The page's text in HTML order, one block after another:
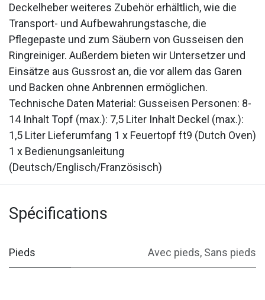
Deckelheber weiteres Zubehör erhältlich, wie die
Transport- und Aufbewahrungstasche, die
Pflegepaste und zum Säubern von Gusseisen den
Ringreiniger. Außerdem bieten wir Untersetzer und
Einsätze aus Gussrost an, die vor allem das Garen
und Backen ohne Anbrennen ermöglichen.
Technische Daten Material: Gusseisen Personen: 8-
14 Inhalt Topf (max.): 7,5 Liter Inhalt Deckel (max.):
1,5 Liter Lieferumfang 1 x Feuertopf ft9 (Dutch Oven)
1 x Bedienungsanleitung
(Deutsch/Englisch/Französisch)
Spécifications
Pieds Avec pieds, Sans pieds